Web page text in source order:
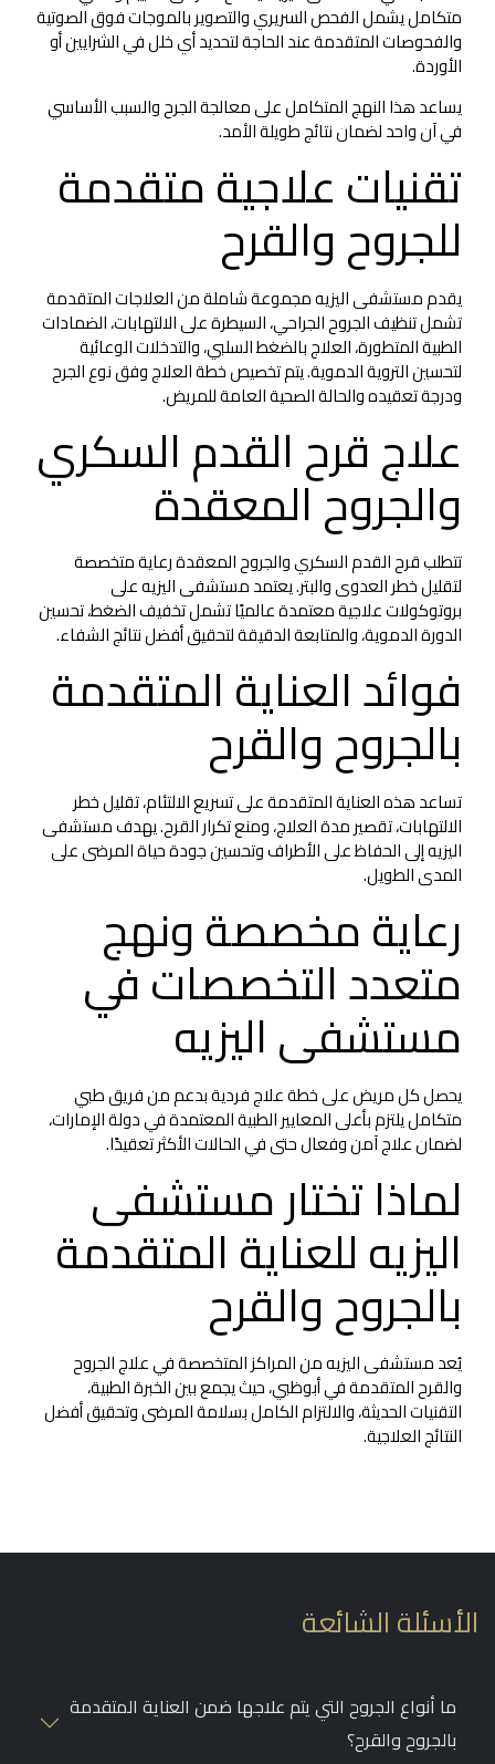
متكامل يشمل الفحص السريري والتصوير بالموجات فوق الصوتية
والفحوصات المتقدمة عند الحاجة لتحديد أي خلل في الشرايين أو
الأوردة.
يساعد هذا النهج المتكامل على معالجة الجرح والسبب الأساسي
في آن واحد لضمان نتائج طويلة الأمد.
تقنيات علاجية متقدمة
للجروح والقرح
يقدم مستشفى اليزيه مجموعة شاملة من العلاجات المتقدمة
تشمل تنظيف الجروح الجراحي، السيطرة على الالتهابات، الضمادات
الطبية المتطورة، العلاج بالضغط السلبي، والتدخلات الوعائية
لتحسين التروية الدموية. يتم تخصيص خطة العلاج وفق نوع الجرح
ودرجة تعقيده والحالة الصحية العامة للمريض.
علاج قرح القدم السكري
والجروح المعقدة
تتطلب قرح القدم السكري والجروح المعقدة رعاية متخصصة
لتقليل خطر العدوى والبتر. يعتمد مستشفى اليزيه على
بروتوكولات علاجية معتمدة عالميًا تشمل تخفيف الضغط، تحسين
الدورة الدموية، والمتابعة الدقيقة لتحقيق أفضل نتائج الشفاء.
فوائد العناية المتقدمة
بالجروح والقرح
تساعد هذه العناية المتقدمة على تسريع الالتئام، تقليل خطر
الالتهابات، تقصير مدة العلاج، ومنع تكرار القرح. يهدف مستشفى
اليزيه إلى الحفاظ على الأطراف وتحسين جودة حياة المرضى على
المدى الطويل.
رعاية مخصصة ونهج
متعدد التخصصات في
مستشفى اليزيه
يحصل كل مريض على خطة علاج فردية بدعم من فريق طبي
متكامل يلتزم بأعلى المعايير الطبية المعتمدة في دولة الإمارات،
لضمان علاج آمن وفعال حتى في الحالات الأكثر تعقيدًا.
لماذا تختار مستشفى
اليزيه للعناية المتقدمة
بالجروح والقرح
يُعد مستشفى اليزيه من المراكز المتخصصة في علاج الجروح
والقرح المتقدمة في أبوظبي، حيث يجمع بين الخبرة الطبية،
التقنيات الحديثة، والالتزام الكامل بسلامة المرضى وتحقيق أفضل
النتائج العلاجية.
الشائعة
ما أنواع الجروح التي يتم علاجها ضمن العناية المتقدمة
بالجروح والقرح؟